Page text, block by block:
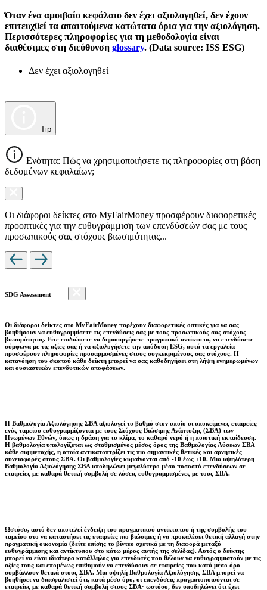
Όταν ένα αμοιβαίο κεφάλαιο δεν έχει αξιολογηθεί, δεν έχουν
επιτευχθεί τα απαιτούμενα κατώτατα όρια για την αξιολόγηση.
Περισσότερες πληροφορίες για τη μεθοδολογία είναι
διαθέσιμες στη διεύθυνση glossary. (Data source: ISS ESG)
Δεν έχει αξιολογηθεί
Tip
Ενότητα: Πώς να χρησιμοποιήσετε τις πληροφορίες στη βάση
δεδομένων κεφαλαίων;
Οι διάφοροι δείκτες στο MyFairMoney προσφέρουν διαφορετικές
προοπτικές για την ευθυγράμμιση των επενδύσεών σας με τους
προσωπικούς σας στόχους βιωσιμότητας...
SDG Assessment
Οι διάφοροι δείκτες στο MyFairMoney παρέχουν διαφορετικές οπτικές για να σας
βοηθήσουν να ευθυγραμμίσετε τις επενδύσεις σας με τους προσωπικούς σας στόχους
βιωσιμότητας. Είτε επιδιώκετε να δημιουργήσετε πραγματικό αντίκτυπο, να επενδύσετε
σύμφωνα με τις αξίες σας ή να αξιολογήσετε την απόδοση ESG, αυτά τα εργαλεία
προσφέρουν πληροφορίες προσαρμοσμένες στους συγκεκριμένους σας στόχους. Η
κατανόηση του σκοπού κάθε δείκτη μπορεί να σας καθοδηγήσει στη λήψη ενημερωμένων
και ουσιαστικών επενδυτικών αποφάσεων.
Η Βαθμολογία Αξιολόγησης ΣΒΑ αξιολογεί το βαθμό στον οποίο οι υποκείμενες εταιρείες
ενός ταμείου ευθυγραμμίζονται με τους Στόχους Βιώσιμης Ανάπτυξης (ΣΒΑ) των
Ηνωμένων Εθνών, όπως η δράση για το κλίμα, το καθαρό νερό ή η ποιοτική εκπαίδευση.
Η βαθμολογία υπολογίζεται ως σταθμισμένος μέσος όρος της Βαθμολογίας Λύσεων ΣΒΑ
κάθε συμμετοχής, η οποία αντικατοπτρίζει τις πιο σημαντικές θετικές και αρνητικές
συνεισφορές στους ΣΒΑ. Οι βαθμολογίες κυμαίνονται από -10 έως +10. Μια υψηλότερη
Βαθμολογία Αξιολόγησης ΣΒΑ υποδηλώνει μεγαλύτερο μέσο ποσοστό επενδύσεων σε
εταιρείες με καθαρά θετική συμβολή σε λύσεις ευθυγραμμισμένες με τους ΣΒΑ.
Ωστόσο, αυτό δεν αποτελεί ένδειξη του πραγματικού αντίκτυπου ή της συμβολής του
ταμείου στο να καταστήσει τις εταιρείες πιο βιώσιμες ή να προκαλέσει θετική αλλαγή στην
πραγματική οικονομία (δείτε επίσης το βίντεο σχετικά με τη διαφορά μεταξύ
ευθυγράμμισης και αντίκτυπου στο κάτω μέρος αυτής της σελίδας). Αυτός ο δείκτης
μπορεί να είναι ιδιαίτερα κατάλληλος για επενδυτές που θέλουν να ευθυγραμμιστούν με τις
αξίες τους και επομένως επιθυμούν να επενδύσουν σε εταιρείες που κατά μέσο όρο
συμβάλλουν θετικά στους ΣΒΑ. Μια υψηλή Βαθμολογία Αξιολόγησης ΣΒΑ μπορεί να
βοηθήσει να διασφαλιστεί ότι, κατά μέσο όρο, οι επενδύσεις πραγματοποιούνται σε
εταιρείες με καθαρά θετική συμβολή στους ΣΒΑ· ωστόσο, δεν υποδηλώνει ότι έχει